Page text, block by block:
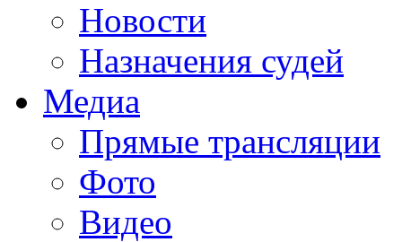
Новости
Назначения судей
Медиа
Прямые трансляции
Фото
Видео